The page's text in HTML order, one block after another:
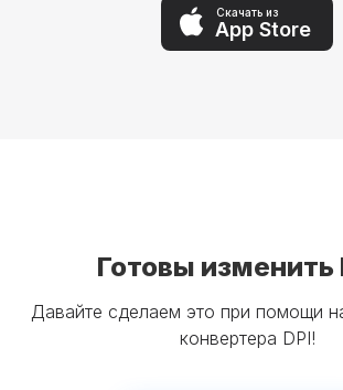
Скачать из
App Store
Готовы изменить
Давайте сделаем это при помощи
конвертера DPI!